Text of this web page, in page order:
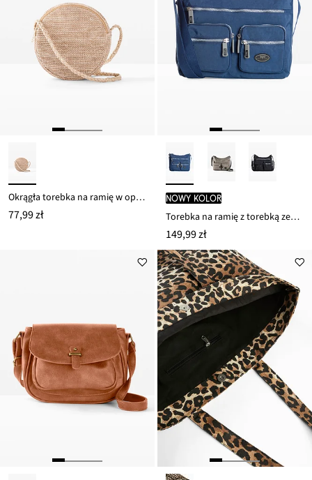
Okrągła torebka na ramię w optyce słomkowej
77,99 zł
nowy kolor
Torebka na ramię z torebką zewnętrzną
149,99 zł